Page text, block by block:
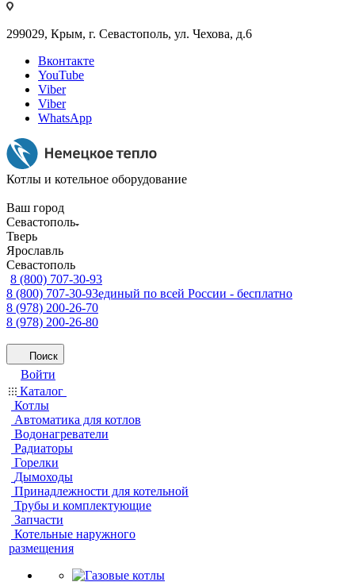
299029, Крым, г. Севастополь, ул. Чехова, д.6
Вконтакте
YouTube
Viber
Viber
WhatsApp
Котлы и котельное оборудование
Ваш город
Севастополь
Тверь
Ярославль
Севастополь
8 (800) 707-30-93
8 (800) 707-30-93единый по всей России - бесплатно
8 (978) 200-26-70
8 (978) 200-26-80
Поиск
Войти
Каталог
Котлы
Автоматика для котлов
Водонагреватели
Радиаторы
Горелки
Дымоходы
Принадлежности для котельной
Трубы и комплектующие
Запчасти
Котельные наружного
размещения